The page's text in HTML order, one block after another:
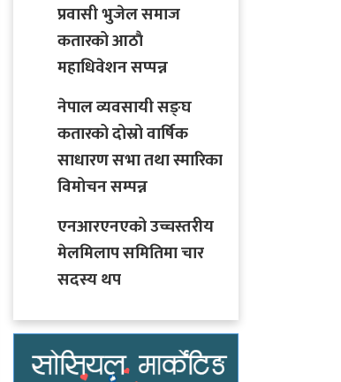
साउनको आगमनसँगै
हरियो चुरा र पोतेले सजिए
प्रवासी भुजेल समाज
कतारको आठाै
महाधिवेशन सप्पन्न
नेपाल व्यवसायी सङ्घ
कतारको दोस्रो वार्षिक
साधारण सभा तथा स्मारिका
विमोचन सम्पन्न
एनआरएनएको उच्चस्तरीय
मेलमिलाप समितिमा चार
सदस्य थप